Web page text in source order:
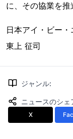
に、その協業を推
日本アイ・ビー
東上 征司
ジャンル:
ニュースのシェ
X